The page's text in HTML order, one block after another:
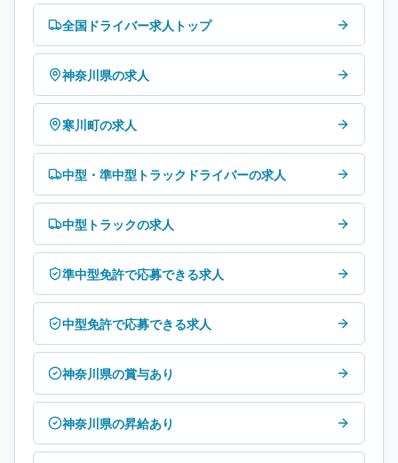
全国ドライバー求人トップ
神奈川県の求人
寒川町の求人
中型・準中型トラックドライバーの求人
中型トラックの求人
準中型免許で応募できる求人
中型免許で応募できる求人
神奈川県の賞与あり
神奈川県の昇給あり